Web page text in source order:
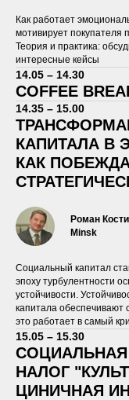
Как работает
мотивирует
Теория и практика:
интересные кейсы
14.05 – 14.30
COFFEE
14.35 – 15.00
КАПИТАЛА В
КАК
Роман
Minsk
Социальный капитал
эпоху турбулентности
устойчивости.
капитала обеспечивают
это работает в самый
15.05 – 15.30
СОЦИАЛЬНАЯ
НАЛОГ
ЦИНИЧНАЯ